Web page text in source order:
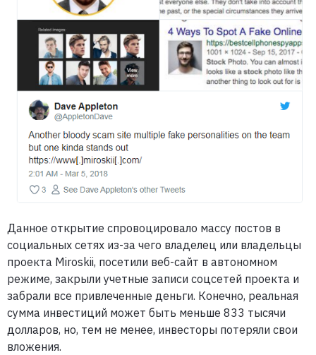
Данное открытие спровоцировало массу постов в
социальных сетях из-за чего владелец или владельцы
проекта Miroskii, посетили веб-сайт в автономном
режиме, закрыли учетные записи соцсетей проекта и
забрали все привлеченные деньги. Конечно, реальная
сумма инвестиций может быть меньше 833 тысячи
долларов, но, тем не менее, инвесторы потеряли свои
вложения.